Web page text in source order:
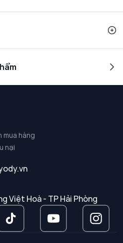
mua hàng
nại
Việt Hoà - TP Hải Phòng